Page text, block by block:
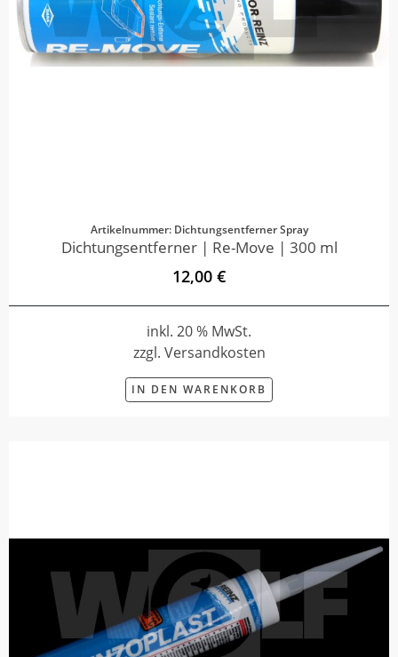
Artikelnummer: Dichtungsentferner Spray
Dichtungsentferner | Re-Move | 300 ml
12,00 €
inkl. 20 % MwSt.
zzgl. Versandkosten
IN DEN WARENKORB